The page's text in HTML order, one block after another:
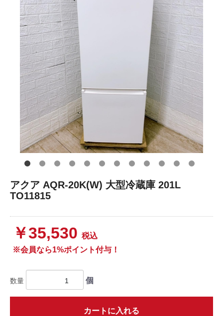
アクア AQR-20K(W) 大型冷蔵庫 201L
TO11815
￥35,530 税込
※会員なら1%ポイント付与！
数量 個
カートに入れる